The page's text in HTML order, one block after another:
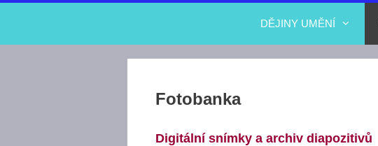
DĚJINY UMĚNÍ
Fotobanka
Digitální snímky a archiv diapozitivů